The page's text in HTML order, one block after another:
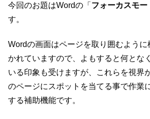
今回のお題はWordの「 フォーカスモー
す。
Wordの画面はページを取り囲むように
かれていますので、よもすると何とな
いる印象も受けますが、これらを視界
のページにスポットを当てる事で作業
する補助機能です。